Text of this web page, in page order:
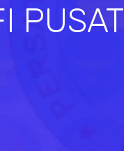
PUSAT